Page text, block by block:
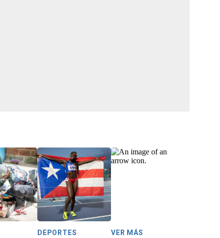
DEPORTES VER MÁS